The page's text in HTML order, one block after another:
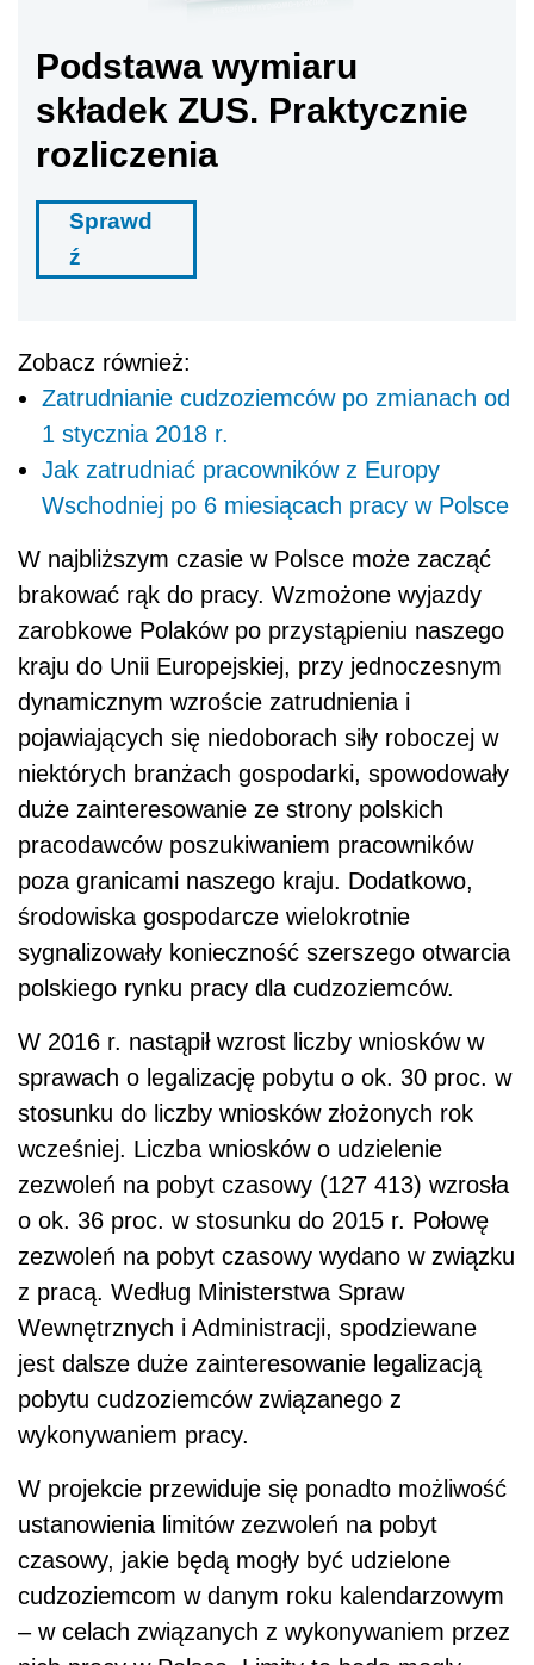
Podstawa wymiaru
składek ZUS. Praktycznie
rozliczenia
Sprawd
ź
Zobacz również:
Zatrudnianie cudzoziemców po zmianach od
1 stycznia 2018 r.
Jak zatrudniać pracowników z Europy
Wschodniej po 6 miesiącach pracy w Polsce
W najbliższym czasie w Polsce może zacząć
brakować rąk do pracy. Wzmożone wyjazdy
zarobkowe Polaków po przystąpieniu naszego
kraju do Unii Europejskiej, przy jednoczesnym
dynamicznym wzroście zatrudnienia i
pojawiających się niedoborach siły roboczej w
niektórych branżach gospodarki, spowodowały
duże zainteresowanie ze strony polskich
pracodawców poszukiwaniem pracowników
poza granicami naszego kraju. Dodatkowo,
środowiska gospodarcze wielokrotnie
sygnalizowały konieczność szerszego otwarcia
polskiego rynku pracy dla cudzoziemców.
W 2016 r. nastąpił wzrost liczby wniosków w
sprawach o legalizację pobytu o ok. 30 proc. w
stosunku do liczby wniosków złożonych rok
wcześniej. Liczba wniosków o udzielenie
zezwoleń na pobyt czasowy (127 413) wzrosła
o ok. 36 proc. w stosunku do 2015 r. Połowę
zezwoleń na pobyt czasowy wydano w związku
z pracą. Według Ministerstwa Spraw
Wewnętrznych i Administracji, spodziewane
jest dalsze duże zainteresowanie legalizacją
pobytu cudzoziemców związanego z
wykonywaniem pracy.
W projekcie przewiduje się ponadto możliwość
ustanowienia limitów zezwoleń na pobyt
czasowy, jakie będą mogły być udzielone
cudzoziemcom w danym roku kalendarzowym
– w celach związanych z wykonywaniem przez